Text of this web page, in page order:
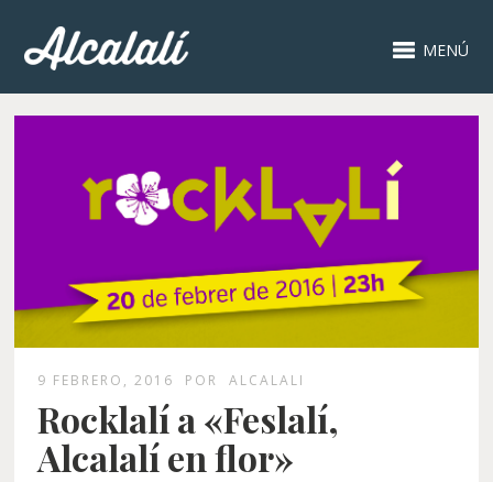
MENÚ
9 FEBRERO, 2016 POR ALCALALI
Rocklalí a «Feslalí,
Alcalalí en flor»